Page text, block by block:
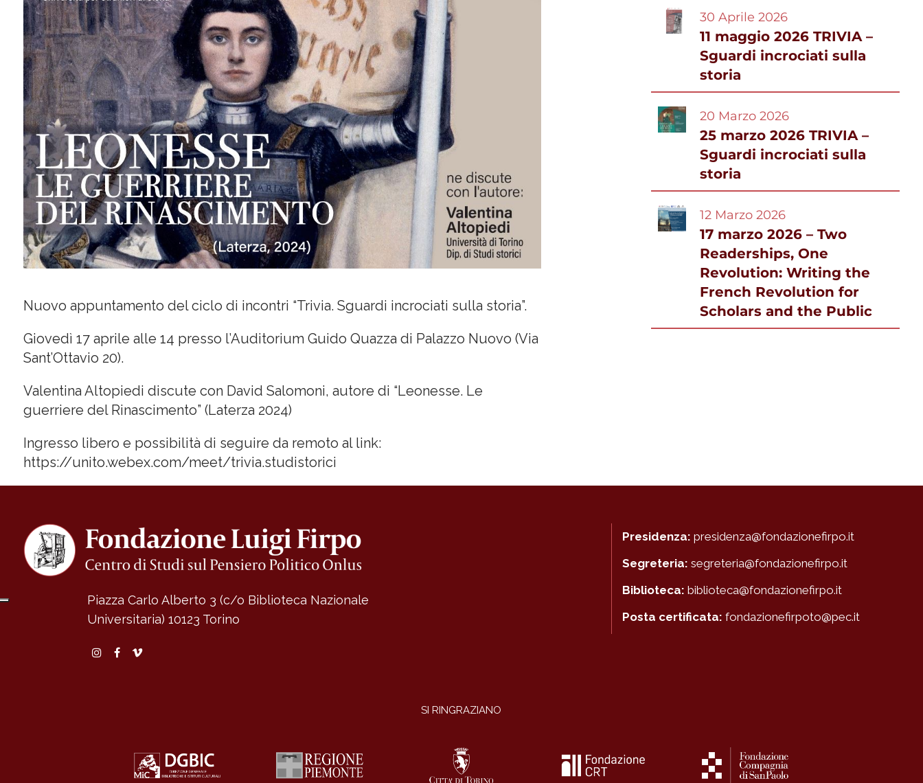
Nuovo appuntamento del ciclo di incontri “Trivia. Sguardi incrociati sulla storia”.
Giovedì 17 aprile alle 14 presso l’Auditorium Guido Quazza di Palazzo Nuovo (Via
Sant’Ottavio 20).
Valentina Altopiedi discute con David Salomoni, autore di “Leonesse. Le
guerriere del Rinascimento” (Laterza 2024)
Ingresso libero e possibilità di seguire da remoto al link:
https://unito.webex.com/meet/trivia.studistorici
30 Aprile 2026
11 maggio 2026 TRIVIA –
Sguardi incrociati sulla
storia
20 Marzo 2026
25 marzo 2026 TRIVIA –
Sguardi incrociati sulla
storia
12 Marzo 2026
17 marzo 2026 – Two
Readerships, One
Revolution: Writing the
French Revolution for
Scholars and the Public
Piazza Carlo Alberto 3 (c/o Biblioteca Nazionale
Universitaria) 10123 Torino
Instagram
Facebook
Vimeo
Presidenza: presidenza@fondazionefirpo.it
Segreteria: segreteria@fondazionefirpo.it
Biblioteca: biblioteca@fondazionefirpo.it
Posta certificata: fondazionefirpoto@pec.it
SI RINGRAZIANO